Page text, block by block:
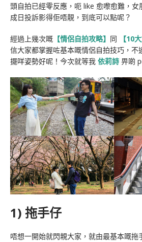
頭自拍已經零反應，呃 like 愈嚟愈難，女
成日投訴影得佢唔靚，到底可以點呢？
經過上幾次嘅 【情侶自拍攻略】 同 【10
信大家都掌握咗基本嘅情侶自拍技巧，不
擺咩姿勢好呢！今次就等我 依莉詩 畀啲
1) 拖手仔
唔想一開始就閃親大家，就由最基本嘅